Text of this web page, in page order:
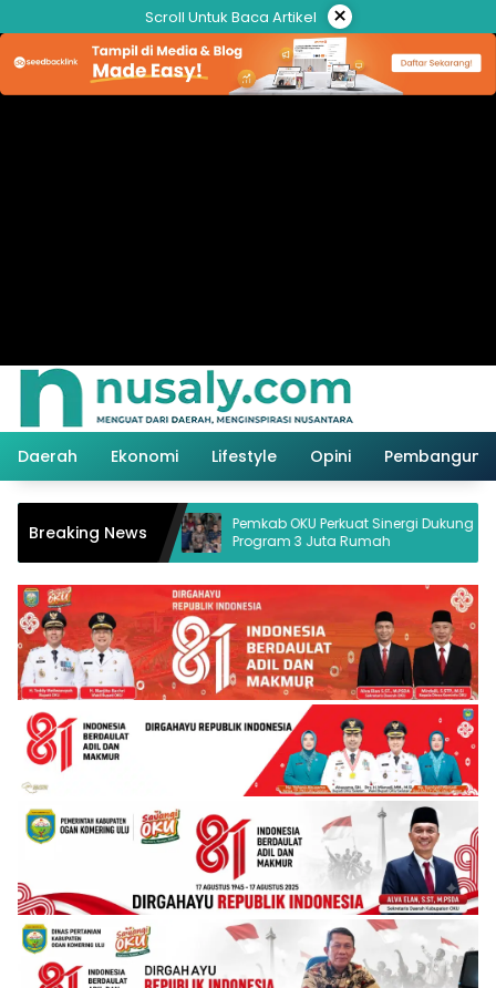
ke
konten
Scroll Untuk Baca Artikel ×
Daerah Ekonomi Lifestyle Opini
Breaking News
Desak
Pemkab OKU Perkuat Sinergi Dukung
Program 3 Juta Rumah